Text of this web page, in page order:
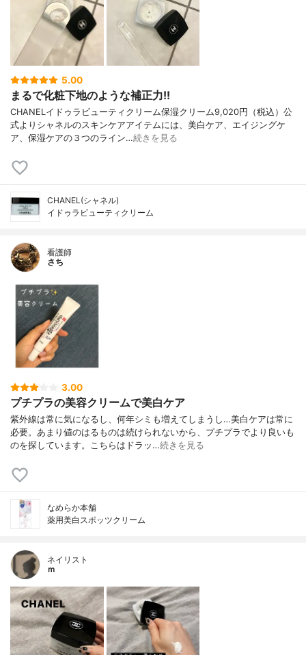
5.00
まるで化粧下地のような補正力!!
CHANELイドゥラビューティクリーム保湿クリーム9,020円（税込）公
式よりシャネルのスキンケアアイテムには、美白ケア、エイジングケ
ア、保湿ケアの３つのライン…続きを見る
CHANEL(シャネル)
イドゥラビューティクリーム
看護師
さち
3.00
プチプラの美容クリームで美白ケア
紫外線は常に気になるし、何年シミも増えてしまうし…美白ケアは常に
必要。あまり値のはるものは続けられないから、プチプラでより良いも
のを探しています。こちらはドラッ…続きを見る
なめらか本舗
薬用美白スポッツクリーム
ネイリスト
ｍ